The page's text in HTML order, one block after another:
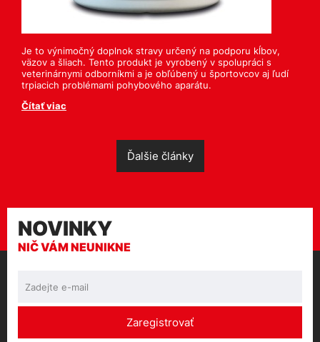
Je to výnimočný doplnok stravy určený na podporu kĺbov,
väzov a šliach. Tento produkt je vyrobený v spolupráci s
veterinárnymi odborníkmi a je obľúbený u športovcov aj ľudí
trpiacich problémami pohybového aparátu.
Čítať viac
Ďalšie články
NOVINKY
NIČ VÁM NEUNIKNE
Zaregistrovať